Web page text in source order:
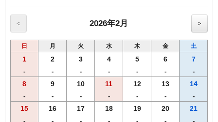
小学校以下のお子様であれば1ベッド1名様まで無料。
最大4名様で2名様分の料金でご利用いただけます。
【さらに！基本プランと同価格で女性にちょっと嬉しい特典付
き】
・当プランをご予約のお客様には選べるグッズをプレゼント。
いただけます。
（グッズ内容は予告なく変更する場合がございますのでご了承
ください。）
（男性のお客様はご予約いただけません。他プランでのご予約
< 2026年2月 >
日 月 火 水 木 金 土
1
-
2
-
3
-
4
-
5
-
6
-
7
-
8
-
9
-
10
-
11
-
12
-
13
-
14
-
15 16 17 18 19 20 21